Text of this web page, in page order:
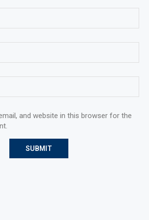
and website in this browser for the